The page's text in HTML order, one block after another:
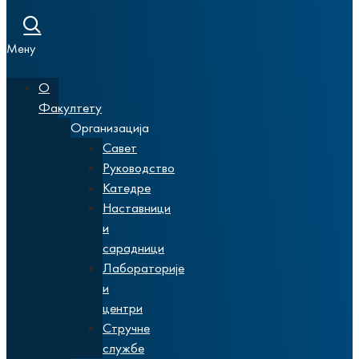
Мену
О
Факултету
Организација
Савет
Руководство
Катедре
Наставници
и
сарадници
Лабораторије
и
центри
Стручне
службе